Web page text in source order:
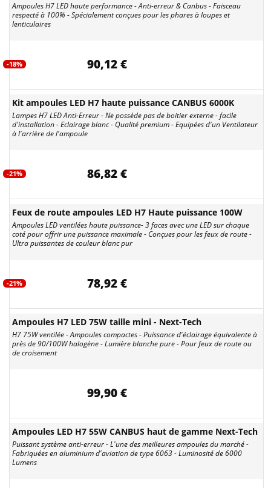
Ampoules H7 LED haute performance - Anti-erreur & Canbus - Faisceau
respecté à 100% - Spécialement conçues pour les phares à loupes et
lenticulaires
-18% 90,12 €
Kit ampoules LED H7 haute puissance CANBUS 6000K
Lampes H7 LED Anti-Erreur - Ne possède pas de boitier externe - facile
d'installation - Eclairage blanc - Qualité premium - Equipées d'un Ventilateur
à l'arrière de l'ampoule
-21% 86,82 €
Feux de route ampoules LED H7 Haute puissance 100W
Ampoules LED ventilées haute puissance- 3 faces avec une LED sur chaque
coté pour offrir une puissance maximale - Conçues pour les feux de route -
Ultra puissantes de couleur blanc pur
-21% 78,92 €
Ampoules H7 LED 75W taille mini - Next-Tech
H7 75W ventilée - Ampoules compactes - Puissance d'éclairage équivalente à
près de 90/100W halogène - Lumière blanche pure - Pour feux de route ou
de croisement
99,90 €
Ampoules LED H7 55W CANBUS haut de gamme Next-Tech
Puissant système anti-erreur - L'une des meilleures ampoules du marché -
Fabriquées en aluminium d'aviation de type 6063 - Luminosité de 6000
Lumens